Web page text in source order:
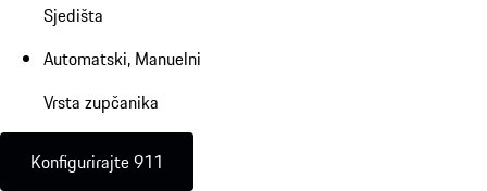
Sjedišta
Automatski, Manuelni
Vrsta zupčanika
Konfigurirajte 911